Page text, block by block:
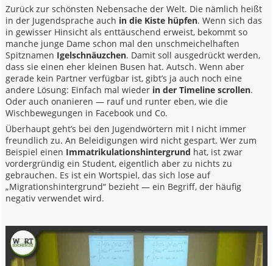
Zurück zur schönsten Nebensache der Welt. Die nämlich heißt
in der Jugendsprache auch in die Kiste hüpfen. Wenn sich das
in gewisser Hinsicht als enttäuschend erweist, bekommt so
manche junge Dame schon mal den unschmeichelhaften
Spitznamen Igelschnäuzchen. Damit soll ausgedrückt werden,
dass sie einen eher kleinen Busen hat. Autsch. Wenn aber
gerade kein Partner verfügbar ist, gibt’s ja auch noch eine
andere Lösung: Einfach mal wieder in der Timeline scrollen.
Oder auch onanieren — rauf und runter eben, wie die
Wischbewegungen in Facebook und Co.
Überhaupt geht’s bei den Jugendwörtern mit I nicht immer
freundlich zu. An Beleidigungen wird nicht gespart. Wer zum
Beispiel einen Immatrikulationshintergrund hat, ist zwar
vordergründig ein Student, eigentlich aber zu nichts zu
gebrauchen. Es ist ein Wortspiel, das sich lose auf
„Migrationshintergrund“ bezieht — ein Begriff, der häufig
negativ verwendet wird.